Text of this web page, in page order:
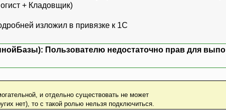
+ Кладовщик)
изложил в привязке к 1С
Пользователю недостаточно прав для выпо
и отдельно существовать не может
нет), то с такой ролью нельзя подключиться.